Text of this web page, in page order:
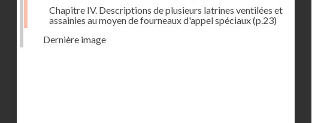
Chapitre IV. Descriptions de plusieurs latrines ventilées et
assainies au moyen de fourneaux d'appel spéciaux(p.23)
Dernière image